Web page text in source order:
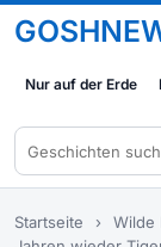
Nur auf der Erde
Startseite › Wilde